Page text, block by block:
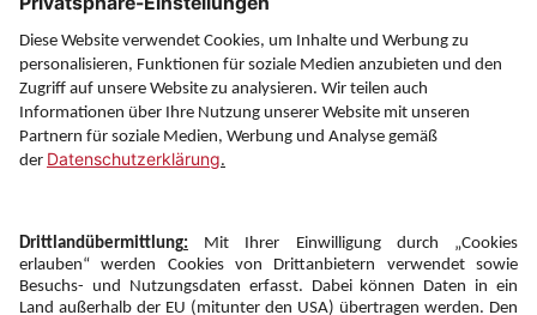
Service
Information
Folgen Sie uns auf
Newsletter: